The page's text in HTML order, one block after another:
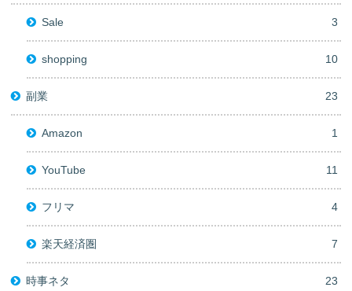
Sale 3
shopping 10
副業 23
Amazon 1
YouTube 11
フリマ 4
楽天経済圏 7
時事ネタ 23